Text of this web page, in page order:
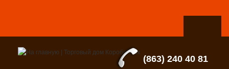
(863) 240 40 81